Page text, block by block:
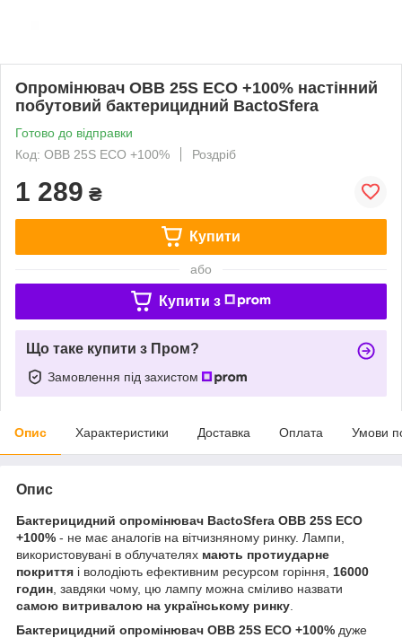
Опромінювач OBB 25S ECO +100% настінний
побутовий бактерицидний BactoSfera
Готово до відправки
Код: OBB 25S ECO +100%
Роздріб
1 289 ₴
Купити
або
Купити з
Що таке купити з Пром?
Замовлення під захистом
Опис Характеристики Доставка Оплата Умови
Опис
Бактерицидний опромінювач BactoSfera OBB 25S ECO
+100% - не має аналогів на вітчизняному ринку. Лампи,
використовувані в облучателях мають протиударне
покриття і володіють ефективним ресурсом горіння,
16000
годин , завдяки чому, цю лампу можна сміливо назвати
самою витривалою на українському ринку
Бактерицидний опромінювач OBB 25S ECO +100% дуже